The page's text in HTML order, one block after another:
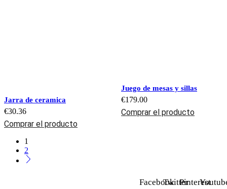
Jarra de ceramica
€30.36
Comprar el producto
Juego de mesas y sillas
€179.00
Comprar el producto
1
2
FacebookTwitterPinterest